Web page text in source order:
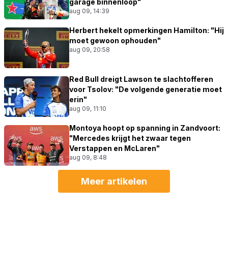
garage binnenloop"
aug 09, 14:39
Herbert hekelt opmerkingen Hamilton: "Hij
moet gewoon ophouden"
aug 09, 20:58
Red Bull dreigt Lawson te slachtofferen
voor Tsolov: "De volgende generatie moet
erin"
aug 09, 11:10
Montoya hoopt op spanning in Zandvoort:
"Mercedes krijgt het zwaar tegen
Verstappen en McLaren"
aug 09, 8:48
Meer artikelen